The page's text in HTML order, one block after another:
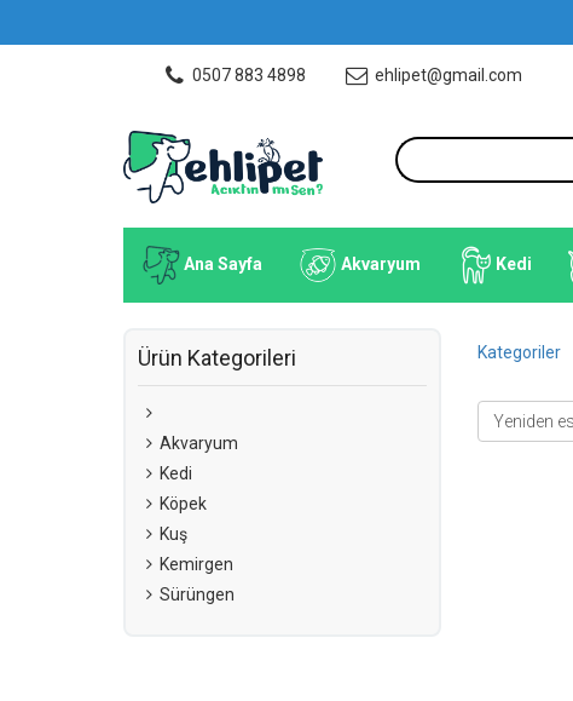
0507 883 4898 ehlipet@gmail.com
Ana Sayfa Akvaryum Kedi
Ürün Kategorileri
Akvaryum
Kedi
Köpek
Kuş
Kemirgen
Sürüngen
Kategoriler